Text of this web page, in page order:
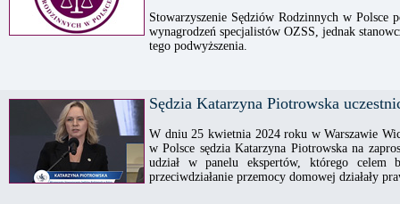
Stowarzyszenie Sędziów Rodzinnych w
wynagrodzeń specjalistów OZSS, jednak
tego podwyższenia.
Sędzia Katarzyna Piotrowska
W dniu 25 kwietnia 2024 roku w Warszawie
w Polsce sędzia Katarzyna Piotrowska na
udział w panelu ekspertów, którego celem
przeciwdziałanie przemocy domowej działały